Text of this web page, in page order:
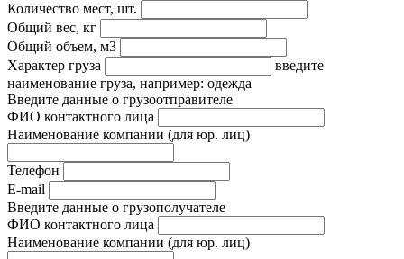
Количество мест, шт.
Общий вес, кг
Общий объем, м3
Характер груза
введите
наименование груза, например: одежда
Введите данные о грузоотправителе
ФИО контактного лица
Наименование компании (для юр. лиц)
Телефон
E-mail
Введите данные о грузополучателе
ФИО контактного лица
Наименование компании (для юр. лиц)